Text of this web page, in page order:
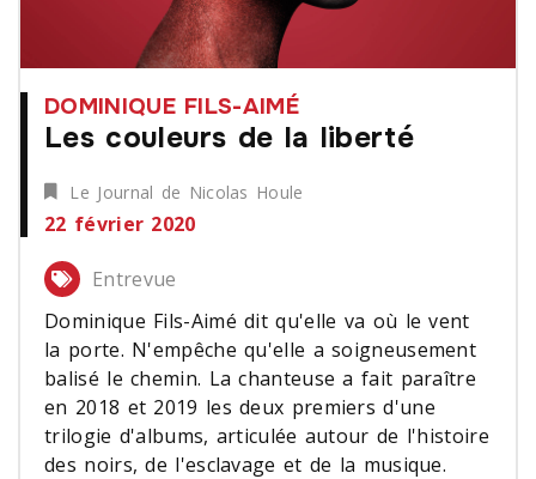
DOMINIQUE FILS-AIMÉ
Les couleurs de la liberté
Le Journal de Nicolas Houle
22 février 2020
Entrevue
Dominique Fils-Aimé dit qu'elle va où le vent
la porte. N'empêche qu'elle a soigneusement
balisé le chemin. La chanteuse a fait paraître
en 2018 et 2019 les deux premiers d'une
trilogie d'albums, articulée autour de l'histoire
des noirs, de l'esclavage et de la musique.